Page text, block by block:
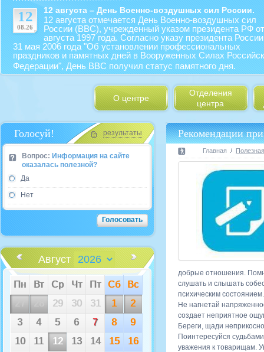
12
08.26
12 августа – День Военно-воздушных сил России.
12 августа отмечается День Военно-воздушных сил
России (ВВС), учрежденный указом президента РФ
августа 1997 года. Согласно указу президента
31 мая 2006 года "Об установлении профессиональных
праздников и памятных дней в Вооруженных Силах
Федерации", День ВВС получил статус памятного дня.
О центре
Отделения
центра
результаты
Голосуй!
Вопрос: Информация на сайте
оказалась полезной?
Да
Нет
Август
Пн Вт Ср Чт Пт Сб
Вс
29 30 31 1
2
3
4 5 6 7 8
9
10
11 12 13 14 15
16
Рекомендации
Главная
добрые отношения.
слушать и слышать
психическим состоянием.
Не нагнетай
создает неприятное
Береги, щади
Поинтересуйся
уважения к товарищам.